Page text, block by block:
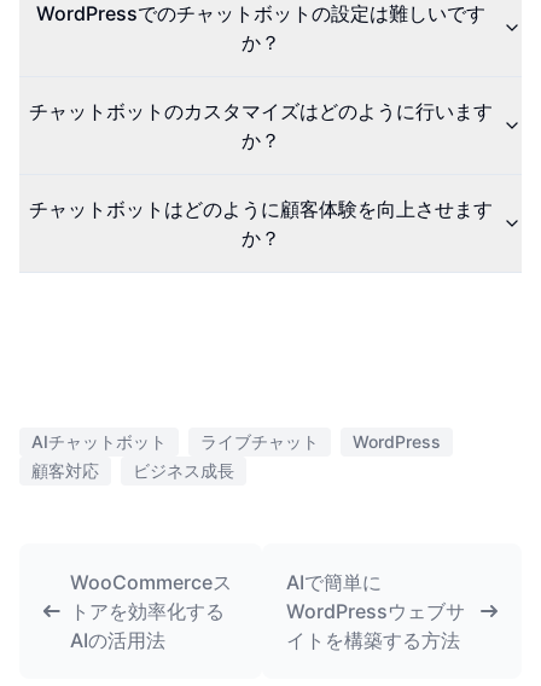
WordPressでのチャットボットの設定は難しいです
か？
チャットボットのカスタマイズはどのように行います
か？
チャットボットはどのように顧客体験を向上させます
か？
AIチャットボット ライブチャット
WordPress
顧客対応
ビジネス成長
WooCommerceス
トアを効率化する
AIの活用法
AIで簡単に
WordPressウェブサ
イトを構築する方法